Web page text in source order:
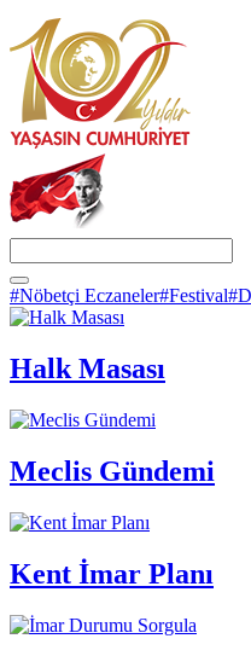
#Nöbetçi Eczaneler#Festival
Halk Masası
Meclis Gündemi
Kent İmar Planı